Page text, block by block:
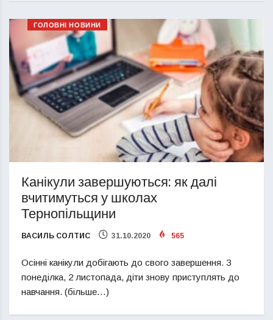
ГОЛОВНІ НОВИНИ
Канікули завершуються: як далі
вчитимуться у школах
Тернопільщини
ВАСИЛЬ СОЛТИС 31.10.2020 565
Осінні канікули добігають до свого завершення. З
понеділка, 2 листопада, діти знову приступлять до
навчання. (більше…)